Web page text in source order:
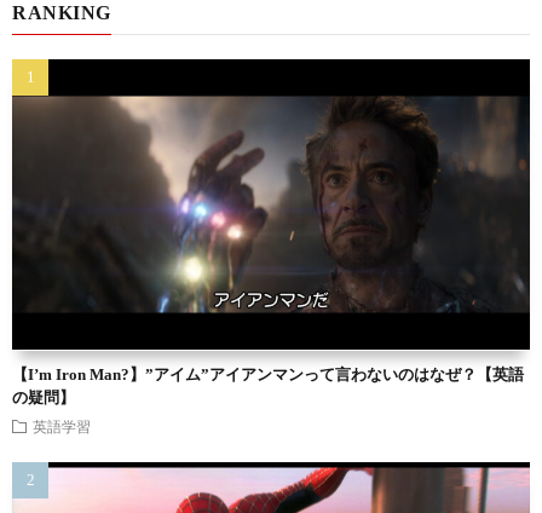
RANKING
【I’m Iron Man?】”アイム”アイアンマンって言わないのはなぜ？【英語
の疑問】
英語学習